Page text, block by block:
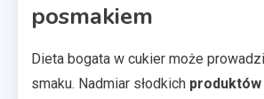
posmakiem
Dieta bogata w cukier może
smaku. Nadmiar słodkich produktów